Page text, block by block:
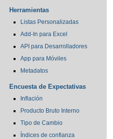
Herramientas
Listas Personalizadas
Add-In para Excel
API para Desarrolladores
App para Móviles
Metadatos
Encuesta de Expectativas
Inflación
Producto Bruto Interno
Tipo de Cambio
Índices de confianza